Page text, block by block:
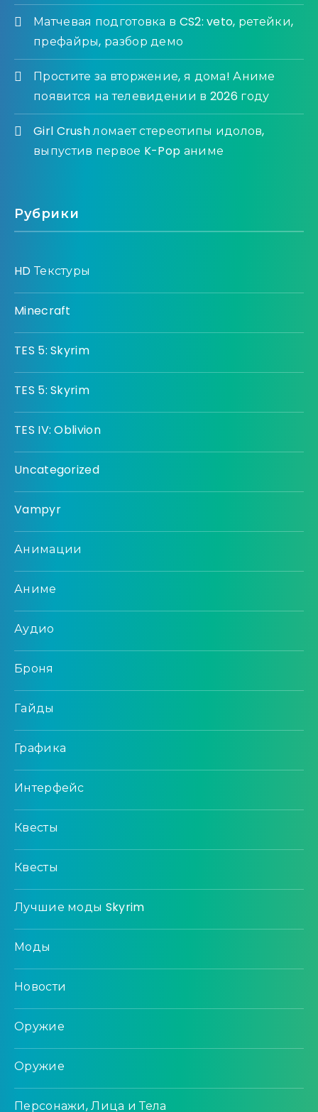
Матчевая подготовка в CS2: veto, ретейки,
префайры, разбор демо
Простите за вторжение, я дома! Аниме
появится на телевидении в 2026 году
Girl Crush ломает стереотипы идолов,
выпустив первое K-Pop аниме
Рубрики
HD Текстуры
Minecraft
TES 5: Skyrim
TES 5: Skyrim
TES IV: Oblivion
Uncategorized
Vampyr
Анимации
Аниме
Аудио
Броня
Гайды
Графика
Интерфейс
Квесты
Квесты
Лучшие моды Skyrim
Моды
Новости
Оружие
Оружие
Персонажи, Лица и Тела